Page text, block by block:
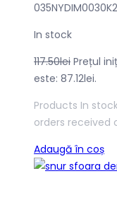
035NYDIM0030K2
In stock
117.50lei Prețul
este: 87.12lei.
Products In
orders received
Adaugă în coș